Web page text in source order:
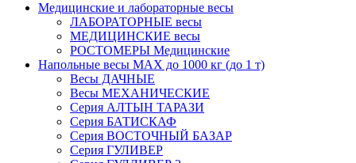
Медицинские и лабораторные весы
ЛАБОРАТОРНЫЕ весы
МЕДИЦИНСКИЕ весы
РОСТОМЕРЫ Медицинские
Напольные весы MAX до 1000 кг (до 1 т)
Весы ДАЧНЫЕ
Весы МЕХАНИЧЕСКИЕ
Серия АЛТЫН ТАРАЗИ
Серия БАТИСКАФ
Серия ВОСТОЧНЫЙ БАЗАР
Серия ГУЛИВЕР